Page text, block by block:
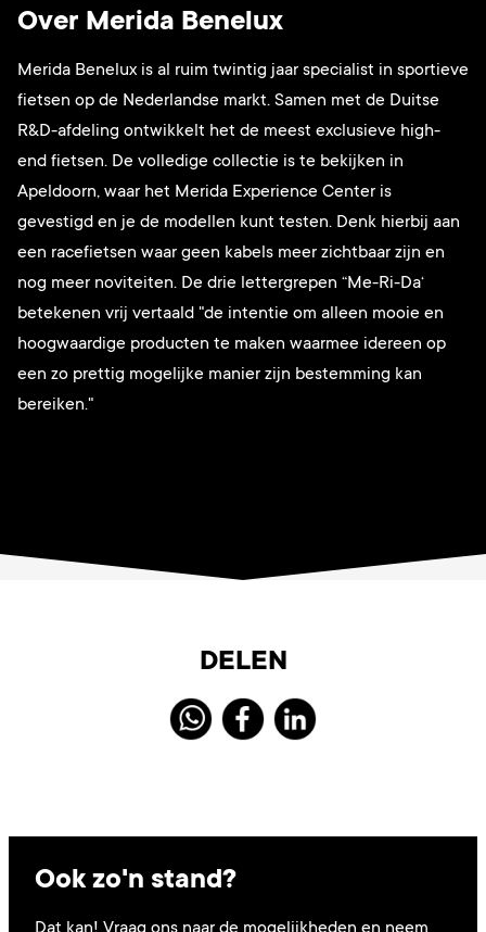
Over Merida Benelux
Merida Benelux is al ruim twintig jaar specialist in sportieve
fietsen op de Nederlandse markt. Samen met de Duitse
R&D-afdeling ontwikkelt het de meest exclusieve high-
end fietsen. De volledige collectie is te bekijken in
Apeldoorn, waar het Merida Experience Center is
gevestigd en je de modellen kunt testen. Denk hierbij aan
een racefietsen waar geen kabels meer zichtbaar zijn en
nog meer noviteiten. De drie lettergrepen “Me-Ri-Da‘
betekenen vrij vertaald "de intentie om alleen mooie en
hoogwaardige producten te maken waarmee idereen op
een zo prettig mogelijke manier zijn bestemming kan
bereiken."
DELEN
Ook zo'n stand?